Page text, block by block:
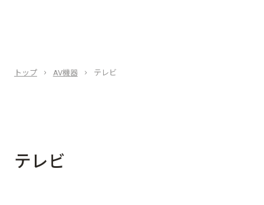
トップ AV機器 テレビ
テレビ